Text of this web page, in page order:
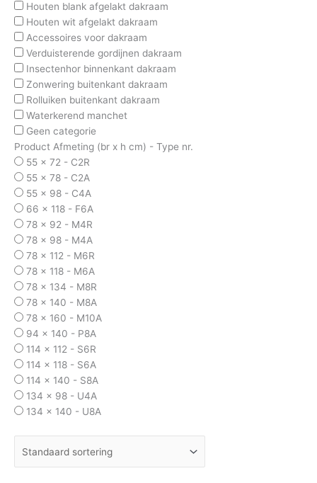
Houten blank afgelakt dakraam
Houten wit afgelakt dakraam
Accessoires voor dakraam
Verduisterende gordijnen dakraam
Insectenhor binnenkant dakraam
Zonwering buitenkant dakraam
Rolluiken buitenkant dakraam
Waterkerend manchet
Geen categorie
Product Afmeting (br x h cm) - Type nr.
55 x 72 - C2R
55 x 78 - C2A
55 x 98 - C4A
66 x 118 - F6A
78 x 92 - M4R
78 x 98 - M4A
78 x 112 - M6R
78 x 118 - M6A
78 x 134 - M8R
78 x 140 - M8A
78 x 160 - M10A
94 x 140 - P8A
114 x 112 - S6R
114 x 118 - S6A
114 x 140 - S8A
134 x 98 - U4A
134 x 140 - U8A
Budget accessoires